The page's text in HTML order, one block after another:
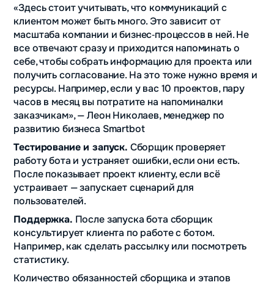
«Здесь стоит учитывать, что коммуникаций с
клиентом может быть много. Это зависит от
масштаба компании и бизнес‑процессов в ней. Не
все отвечают сразу и приходится напоминать о
себе, чтобы собрать информацию для проекта или
получить согласование. На это тоже нужно время и
ресурсы. Например, если у вас 10 проектов, пару
часов в месяц вы потратите на напоминалки
заказчикам», — Леон Николаев, менеджер по
развитию бизнеса Smartbot
Тестирование и запуск. Сборщик проверяет
работу бота и устраняет ошибки, если они есть.
После показывает проект клиенту, если всё
устраивает — запускает сценарий для
пользователей.
Поддержка. После запуска бота сборщик
консультирует клиента по работе с ботом.
Например, как сделать рассылку или посмотреть
статистику.
Количество обязанностей сборщика и этапов